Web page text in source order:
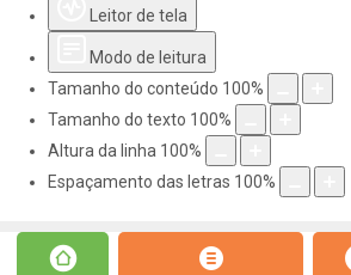
Leitor de tela
Modo de leitura
Tamanho do conteúdo 100%
Tamanho do texto 100%
Altura da linha 100%
Espaçamento das letras 100%